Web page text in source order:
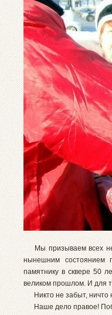
Мы призываем всех
нынешним состоянием
памятнику в сквере 50
великом прошлом. И для
Никто не забыт, ничто
Наше дело правое!